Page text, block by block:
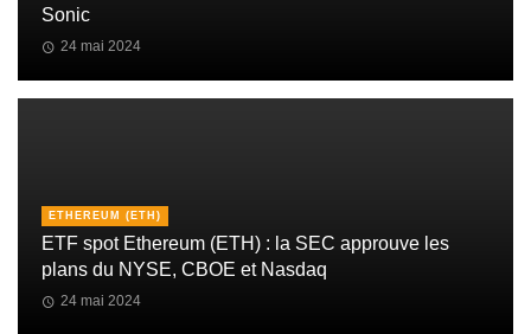
Sonic
24 mai 2024
ETHEREUM (ETH)
ETF spot Ethereum (ETH) : la SEC approuve les
plans du NYSE, CBOE et Nasdaq
24 mai 2024